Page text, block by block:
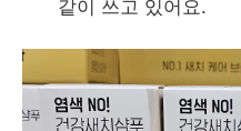
같이 쓰고 있어요.